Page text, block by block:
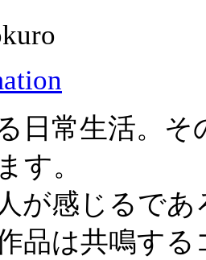
日常生活。
す。
が感じるであ
品は共鳴す